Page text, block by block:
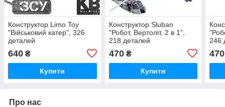
Конструктор Limo Toy
"Військовий катер", 326
деталей
640 ₴
Купити
Конструктор Sluban
"Робот, Вертоліт, 2 в 1",
218 деталей
470₴
Купити
246
470
Про нас